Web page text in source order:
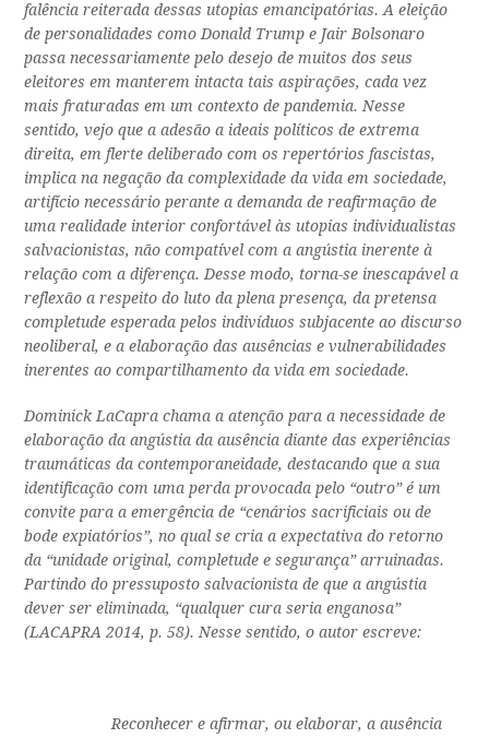
falência reiterada dessas utopias emancipatórias. A eleição
de personalidades como Donald Trump e Jair Bolsonaro
passa necessariamente pelo desejo de muitos dos seus
eleitores em manterem intacta tais aspirações, cada vez
mais fraturadas em um contexto de pandemia. Nesse
sentido, vejo que a adesão a ideais políticos de extrema
direita, em flerte deliberado com os repertórios fascistas,
implica na negação da complexidade da vida em sociedade,
artifício necessário perante a demanda de reafirmação de
uma realidade interior confortável às utopias individualistas
salvacionistas, não compatível com a angústia inerente à
relação com a diferença. Desse modo, torna-se inescapável a
reflexão a respeito do luto da plena presença, da pretensa
completude esperada pelos indivíduos subjacente ao discurso
neoliberal, e a elaboração das ausências e vulnerabilidades
inerentes ao compartilhamento da vida em sociedade.
Dominick LaCapra chama a atenção para a necessidade de
elaboração da angústia da ausência diante das experiências
traumáticas da contemporaneidade, destacando que a sua
identificação com uma perda provocada pelo “outro” é um
convite para a emergência de “cenários sacrificiais ou de
bode expiatórios”, no qual se cria a expectativa do retorno
da “unidade original, completude e segurança” arruinadas.
Partindo do pressuposto salvacionista de que a angústia
dever ser eliminada, “qualquer cura seria enganosa”
(LACAPRA 2014, p. 58). Nesse sentido, o autor escreve:
Reconhecer e afirmar, ou elaborar, a ausência